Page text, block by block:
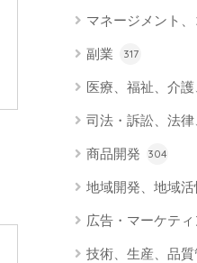
マネージメント
副業 317
医療、福祉、介
司法・訴訟、法
商品開発 304
地域開発、地域
広告・マーケテ
技術、生産、品質